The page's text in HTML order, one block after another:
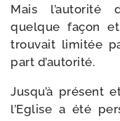
Mais l’autorité
quelque façon
trou­vait limi­tée
part d’autorité.
Jusqu’à pré­sent
l’Eglise a été